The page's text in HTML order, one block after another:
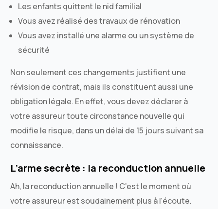
Les enfants quittent le nid familial
Vous avez réalisé des travaux de rénovation
Vous avez installé une alarme ou un système de
sécurité
Non seulement ces changements justifient une
révision de contrat, mais ils constituent aussi une
obligation légale. En effet, vous devez déclarer à
votre assureur toute circonstance nouvelle qui
modifie le risque, dans un délai de 15 jours suivant sa
connaissance.
L’arme secrète : la reconduction annuelle
Ah, la reconduction annuelle ! C’est le moment où
votre assureur est soudainement plus à l’écoute.